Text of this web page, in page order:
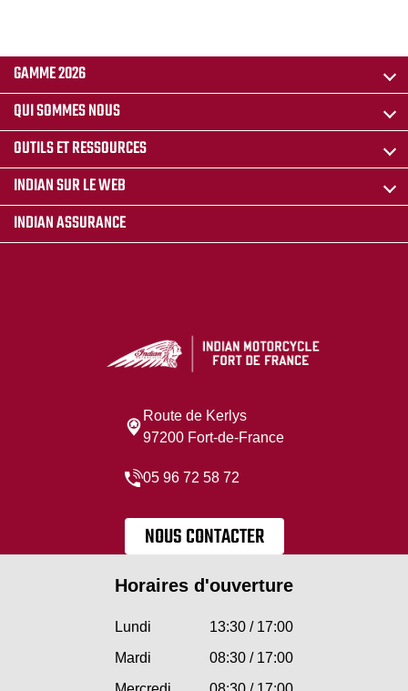
GAMME 2026
QUI SOMMES NOUS
OUTILS ET RESSOURCES
INDIAN SUR LE WEB
INDIAN ASSURANCE
Route de Kerlys
97200 Fort-de-France
05 96 72 58 72
NOUS CONTACTER
Horaires d'ouverture
Lundi
13:30 / 17:00
Mardi
08:30 / 17:00